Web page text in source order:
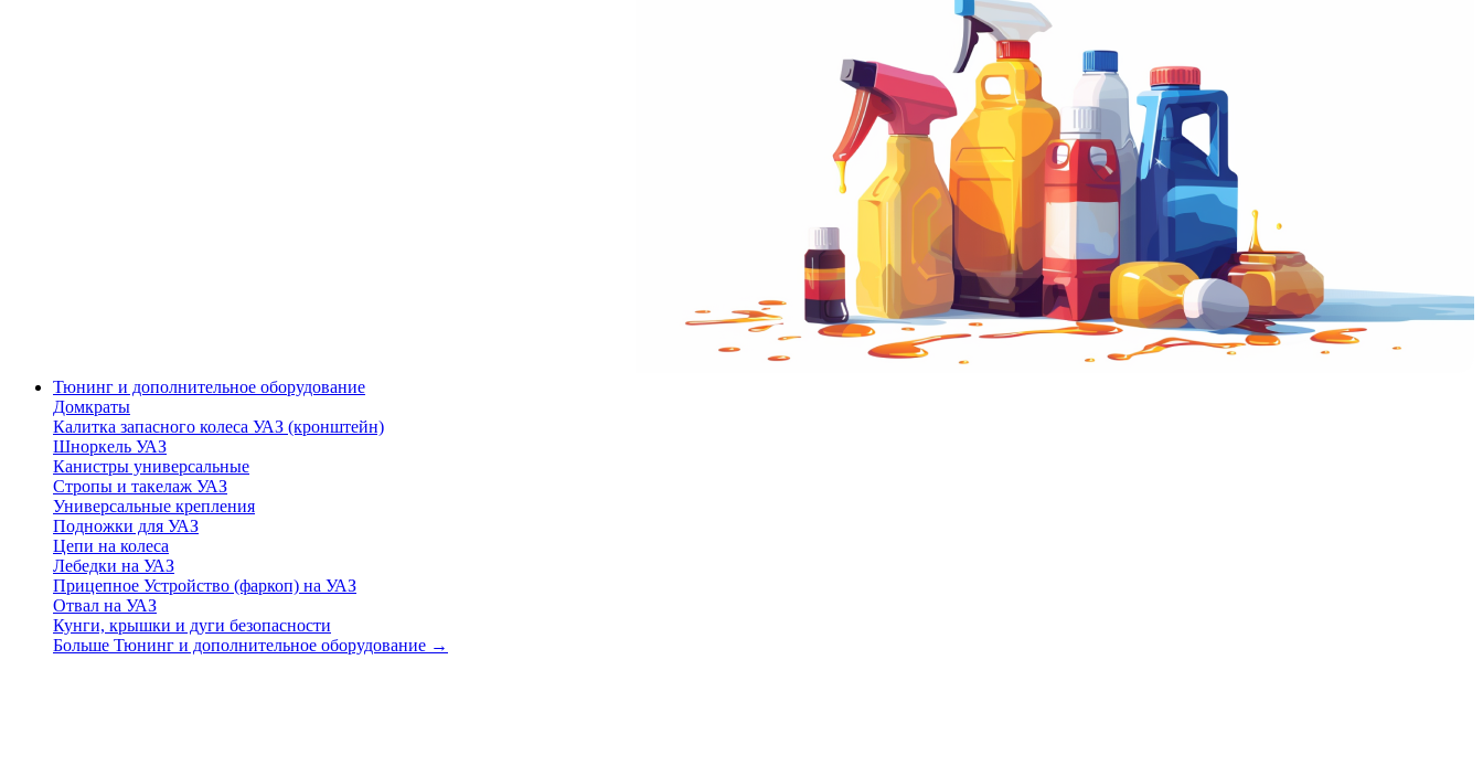
Тюнинг и дополнительное оборудование
Домкраты
Калитка запасного колеса УАЗ (кронштейн)
Шноркель УАЗ
Канистры универсальные
Стропы и такелаж УАЗ
Универсальные крепления
Подножки для УАЗ
Цепи на колеса
Лебедки на УАЗ
Прицепное Устройство (фаркоп) на УАЗ
Отвал на УАЗ
Кунги, крышки и дуги безопасности
Больше Тюнинг и дополнительное оборудование →